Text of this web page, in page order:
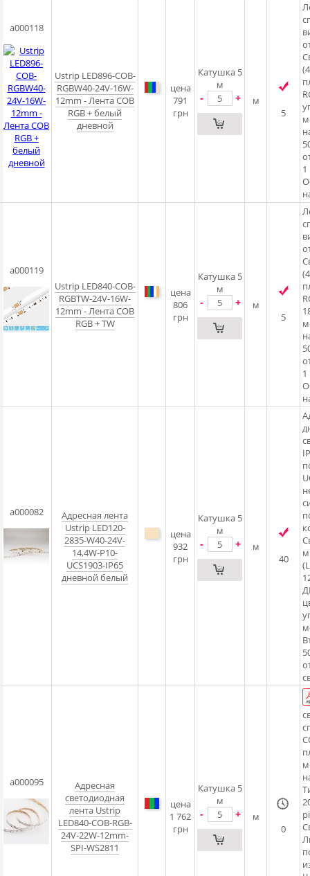
a000118
Ustrip LED896-COB-
RGBW40-24V-16W-
12mm - Лента COB
RGB + белый
дневной
цена
791
грн
Катушка 5
м
- +
м
5
1
a000119
Ustrip LED840-COB-
RGBTW-24V-16W-
12mm - Лента COB
RGB + TW
цена
806
грн
Катушка 5
м
- +
м
5
1
a000082
Адресная лента
Ustrip LED120-
2835-W40-24V-
14,4W-P10-
UCS1903-IP65
дневной белый
цена
932
грн
Катушка 5
м
- +
м
40
a000095
Адресная
светодиодная
лента Ustrip
LED840-COB-RGB-
24V-22W-12mm-
SPI-WS2811
цена
1 762
грн
Катушка 5
м
- +
м
0